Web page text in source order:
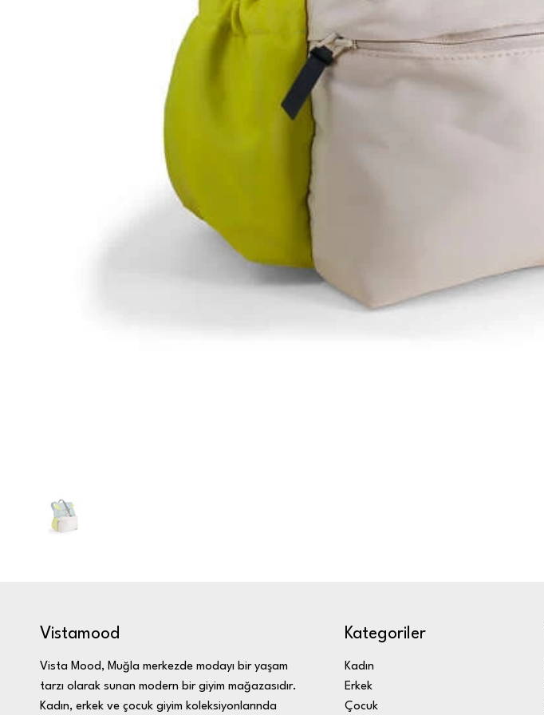
Vistamood
Vista Mood, Muğla merkezde modayı bir yaşam
tarzı olarak sunan modern bir giyim mağazasıdır.
Kadın, erkek ve çocuk giyim koleksiyonlarında
Kategoriler
Kadın
Erkek
Çocuk